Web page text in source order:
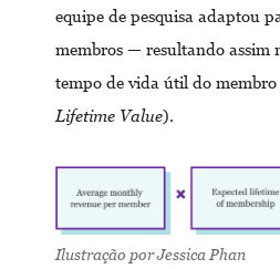
equipe de pesquisa adaptou
membros — resultando assim
tempo de vida útil do
Lifetime Value).
Ilustração por Jessica Phan